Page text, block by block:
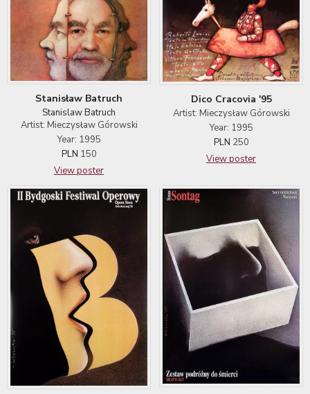
Stanisław Batruch
Stanislaw Batruch
Artist: Mieczysław Górowski
Year: 1995
PLN 150
View poster
Dico Cracovia '95
Artist: Mieczysław Górowski
Year: 1995
PLN 250
View poster